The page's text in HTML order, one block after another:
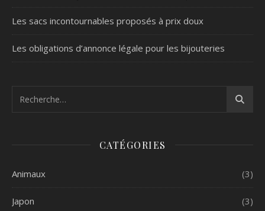
Les sacs incontournables proposés à prix doux
Les obligations d’annonce légale pour les bijouteries
CATÉGORIES
Animaux (3)
Japon (3)